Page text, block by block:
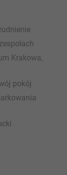
Krakowa,
pokój